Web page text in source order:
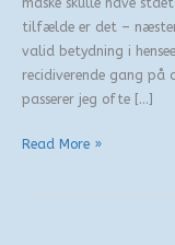
måske skulle have
tilfælde er det –
valid betydning i
recidiverende gang på
passerer jeg ofte […]
To
Read More »